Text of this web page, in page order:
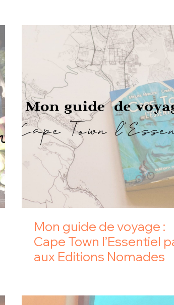
Mon guide de voyage :
Cape Town l’Essentiel
aux Editions Nomades